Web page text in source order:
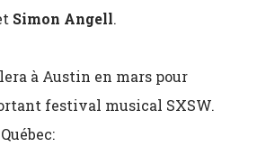
Simon Angell.
à Austin en mars pour
festival musical SXSW.